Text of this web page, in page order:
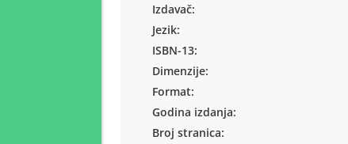
Izdavač:
Jezik:
ISBN-13:
Dimenzije:
Format:
Godina izdanja:
Broj stranica: